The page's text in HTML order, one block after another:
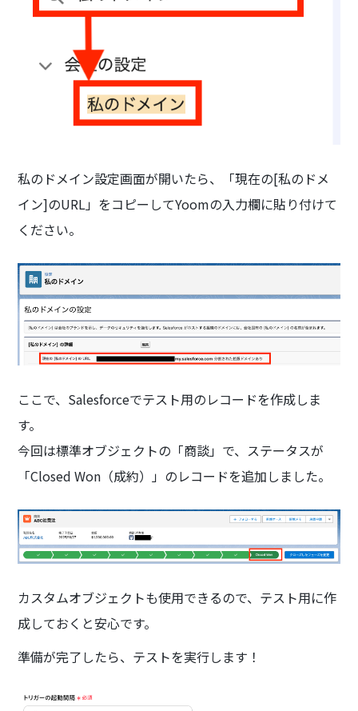
私のドメイン設定画面が開いたら、「現在の[私のドメ
イン]のURL」をコピーしてYoomの入力欄に貼り付けて
ください。
ここで、Salesforceでテスト用のレコードを作成しま
す。
今回は標準オブジェクトの「商談」で、ステータスが
「Closed Won（成約）」のレコードを追加しました。
カスタムオブジェクトも使用できるので、テスト用に作
成しておくと安心です。
準備が完了したら、テストを実行します！